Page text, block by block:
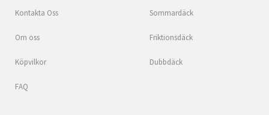
Kontakta Oss
Om oss
Köpvilkor
FAQ
Sommardäck
Friktionsdäck
Dubbdäck